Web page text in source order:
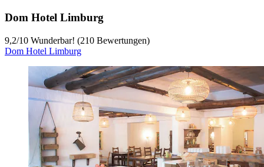
Dom Hotel Limburg
9,2/10 Wunderbar! (210 Bewertungen)
Dom Hotel Limburg